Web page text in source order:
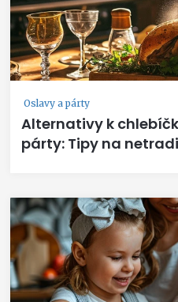
Oslavy a párty
Alternativy k
párty: Tipy na